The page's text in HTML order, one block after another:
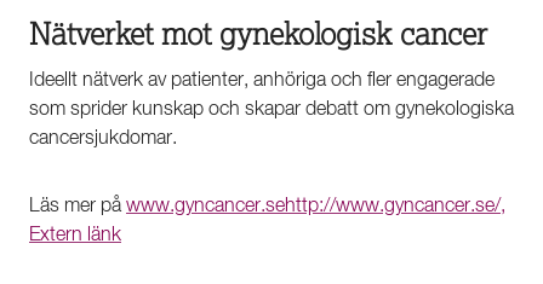
Nätverket mot gynekologisk cancer
Ideellt nätverk av patienter, anhöriga och fler engagerade
som sprider kunskap och skapar debatt om gynekologiska
cancersjukdomar.
Läs mer påwww.gyncancer.sehttp://www.gyncancer.se/,
Extern länk